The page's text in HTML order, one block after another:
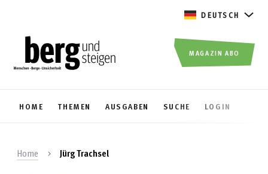
DEUTSCH
HOME THEMEN AUSGABEN SUCHE LOGIN
MAGAZIN ABO
Home Jürg Trachsel